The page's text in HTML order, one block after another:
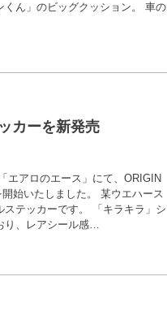
ん」のビッグクッション。 車の
カーを新発売
エアロのエース」にて、ORIGIN
始いたしました。 某ウエハース
テッカーです。 「キラキラ」シ
り、レアシール感…